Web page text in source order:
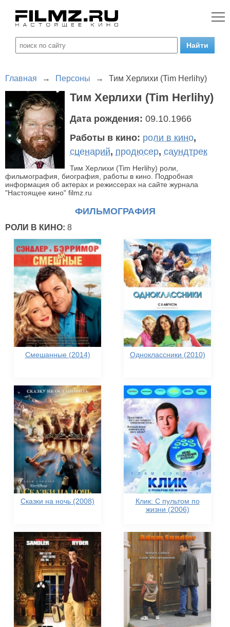
Главная → Персоны → Тим Херлихи (Tim Herlihy)
Тим Херлихи (Tim Herlihy)
Дата рождения: 09.10.1966
Работы в кино: роли в кино,
сценарий, продюсер, саундтрек
Тим Херлихи (Tim Herlihy) роли,
фильмография, биография, работы в кино. Подробная
информация об актерах и режиссерах на сайте журнала
"Настоящее кино" filmz.ru
ФИЛЬМОГРАФИЯ
РОЛИ В КИНО: 8
Смешанные (2014) Одноклассники (2010)
Сказки на ночь (2008)
Клик: С пультом по
жизни (2006)